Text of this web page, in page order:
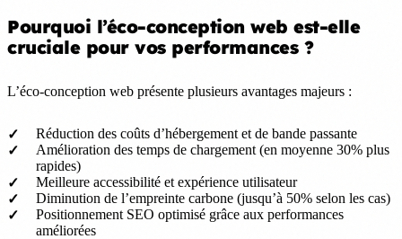
Pourquoi l’éco-conception web est-elle
cruciale pour vos performances ?
L’éco-conception web présente plusieurs avantages majeurs :
Réduction des coûts d’hébergement et de bande passante
Amélioration des temps de chargement (en moyenne 30% plus
rapides)
Meilleure accessibilité et expérience utilisateur
Diminution de l’empreinte carbone (jusqu’à 50% selon les cas)
Positionnement SEO optimisé grâce aux performances
améliorées